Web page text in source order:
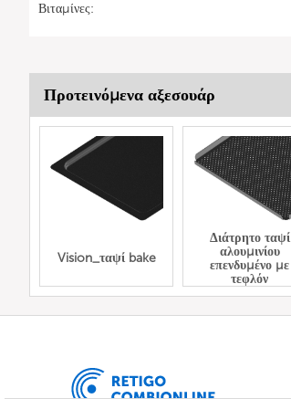
Βιταμίνες:
Προτεινόμενα αξεσουάρ
Vision_ταψί bake
Διάτρητο ταψί
αλουμινίου
επενδυμένο με
τεφλόν